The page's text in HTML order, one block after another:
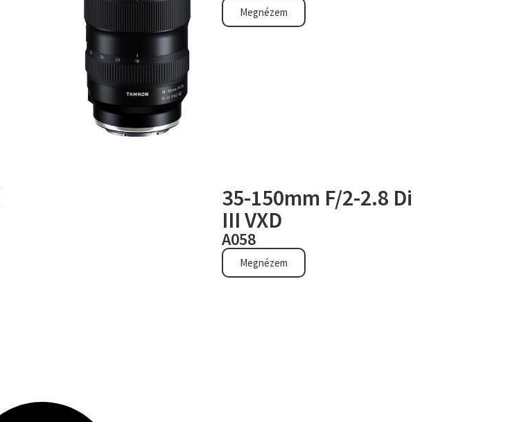
Megnézem
35-150mm F/2-2.8 Di
III VXD
A058
Megnézem